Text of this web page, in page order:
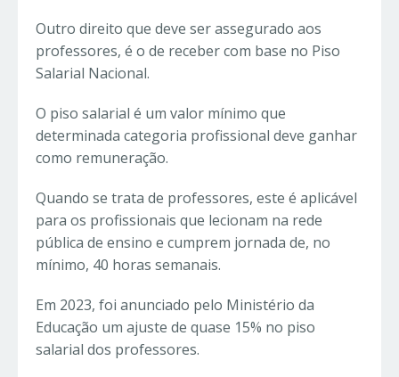
Outro direito que deve ser assegurado aos
professores, é o de receber com base no Piso
Salarial Nacional.
O piso salarial é um valor mínimo que
determinada categoria profissional deve ganhar
como remuneração.
Quando se trata de professores, este é aplicável
para os profissionais que lecionam na rede
pública de ensino e cumprem jornada de, no
mínimo, 40 horas semanais.
Em 2023, foi anunciado pelo Ministério da
Educação um ajuste de quase 15% no piso
salarial dos professores.